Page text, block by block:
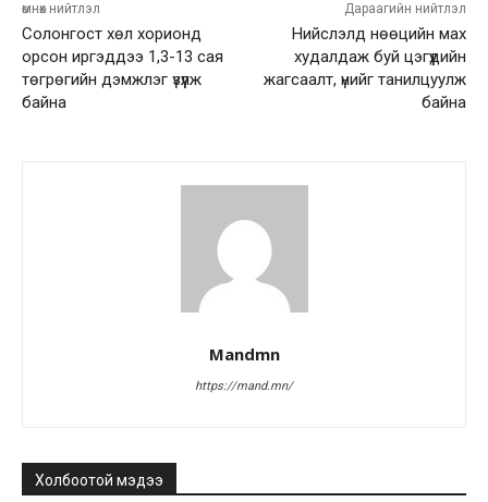
өмнөх нийтлэл
Солонгост хөл хорионд
орсон иргэддээ 1,3-13 сая
төгрөгийн дэмжлэг үзүүлж
байна
Дараагийн нийтлэл
Нийслэлд нөөцийн мах
худалдаж буй цэгүүдийн
жагсаалт, үнийг танилцуулж
байна
Mandmn
https://mand.mn/
Холбоотой мэдээ